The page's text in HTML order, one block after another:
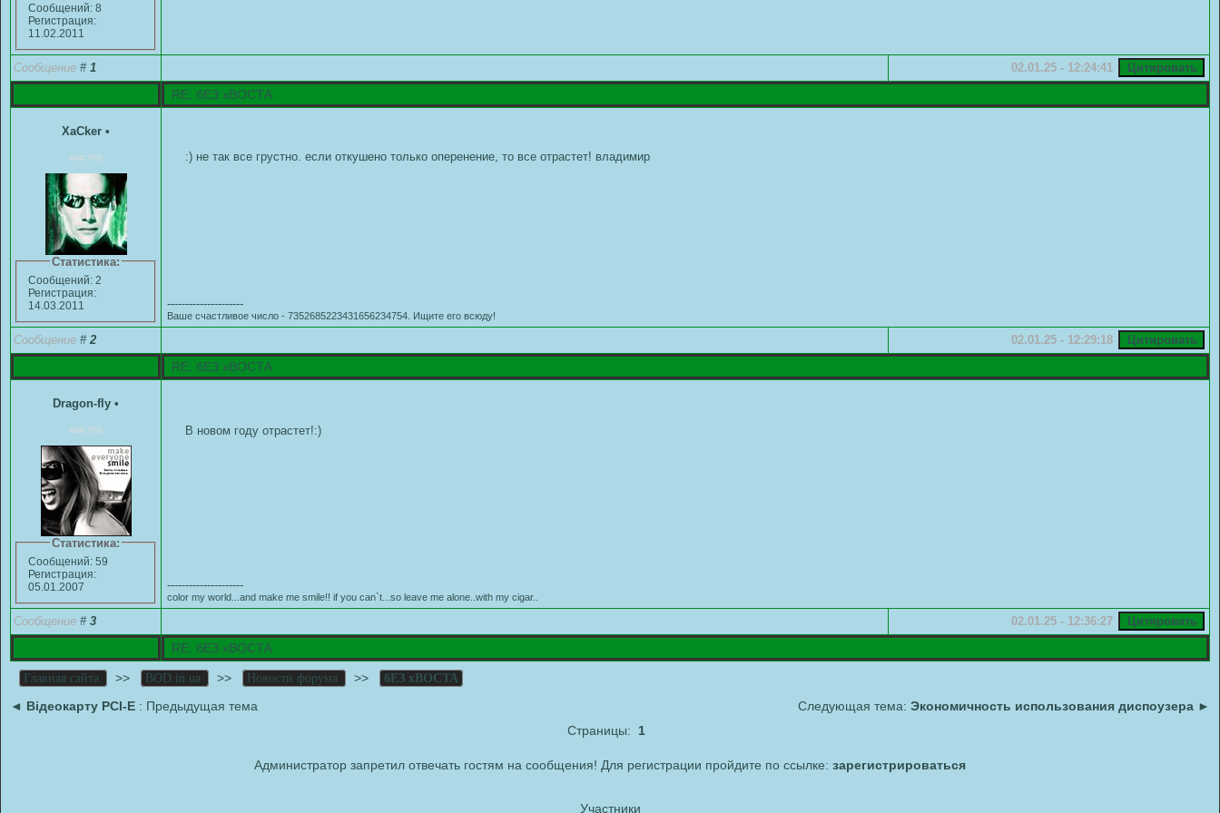
Сообщений: 8
Регистрация:
11.02.2011
Сообщение # 1 02.01.25 - 12:24:41
RE: бЕЗ хВОСТА
XaCker •
мастер
Статистика:
Сообщений: 2
Регистрация:
14.03.2011
:) не так все грустно. если откушено только оперенение, то все отрастет! владимир
---------------------
Ваше счастливое число - 7352685223431656234754. Ищите его всюду!
Сообщение # 2 02.01.25 - 12:29:18
RE: бЕЗ хВОСТА
Dragon-fly •
мастер
Статистика:
Сообщений: 59
Регистрация:
05.01.2007
В новом году отрастет!:)
---------------------
color my world...and make me smile!! if you can`t...so leave me alone..with my cigar..
Сообщение # 3 02.01.25 - 12:36:27
RE: бЕЗ хВОСТА
Главная сайта >> BOD.in.ua >> Новости форума >> бЕЗ хВОСТА
◄ Відеокарту PCI-E : Предыдущая тема Следующая тема: Экономичность использования диспоузера ►
Страницы: 1
Администратор запретил отвечать гостям на сообщения! Для регистрации пройдите по ссылке: зарегистрироваться
Участники